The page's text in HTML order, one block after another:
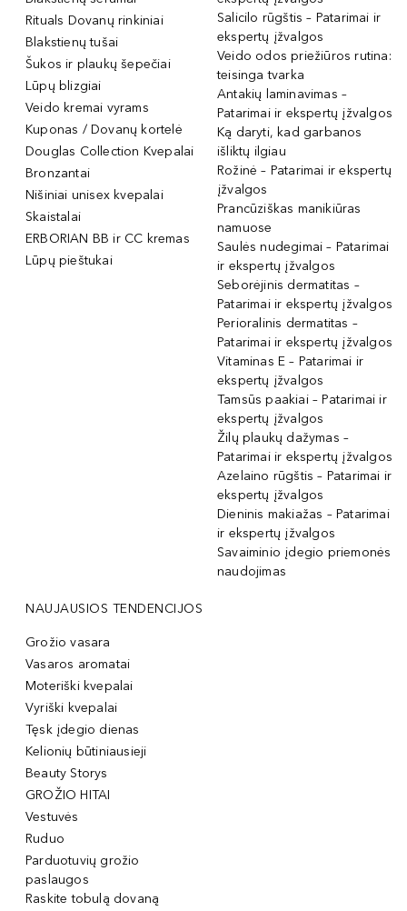
Rituals Dovanų rinkiniai
Blakstienų tušai
Šukos ir plaukų šepečiai
Lūpų blizgiai
Veido kremai vyrams
Kuponas / Dovanų kortelė
Douglas Collection Kvepalai
Bronzantai
Nišiniai unisex kvepalai
Skaistalai
ERBORIAN BB ir CC kremas
Lūpų pieštukai
Salicilo rūgštis – Patarimai ir
ekspertų įžvalgos
Veido odos priežiūros rutina:
teisinga tvarka
Antakių laminavimas –
Patarimai ir ekspertų įžvalgos
Ką daryti, kad garbanos
išliktų ilgiau
Rožinė – Patarimai ir ekspertų
įžvalgos
Prancūziškas manikiūras
namuose
Saulės nudegimai – Patarimai
ir ekspertų įžvalgos
Seborėjinis dermatitas –
Patarimai ir ekspertų įžvalgos
Perioralinis dermatitas –
Patarimai ir ekspertų įžvalgos
Vitaminas E – Patarimai ir
ekspertų įžvalgos
Tamsūs paakiai – Patarimai ir
ekspertų įžvalgos
Žilų plaukų dažymas –
Patarimai ir ekspertų įžvalgos
Azelaino rūgštis – Patarimai ir
ekspertų įžvalgos
Dieninis makiažas – Patarimai
ir ekspertų įžvalgos
Savaiminio įdegio priemonės
naudojimas
NAUJAUSIOS TENDENCIJOS
Grožio vasara
Vasaros aromatai
Moteriški kvepalai
Vyriški kvepalai
Tęsk įdegio dienas
Kelionių būtiniausieji
Beauty Storys
GROŽIO HITAI
Vestuvės
Ruduo
Parduotuvių grožio
paslaugos
Raskite tobulą dovaną